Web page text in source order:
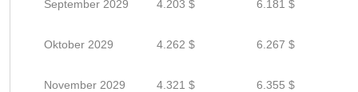
September 2029 4.203 $ 6.181 $
Oktober 2029 4.262 $ 6.267 $
November 2029 4.321 $ 6.355 $